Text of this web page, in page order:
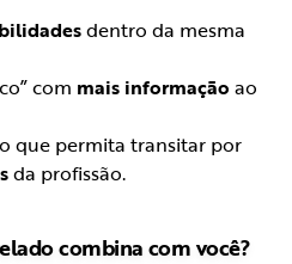
dentro da mesma
com mais informação ao
que permita transitar por
da profissão.
combina com você?